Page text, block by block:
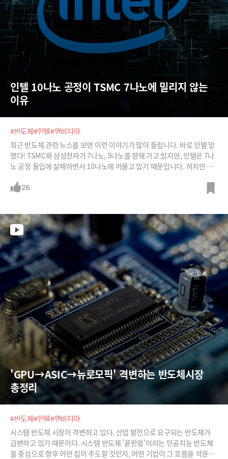
인텔 10나노 공정이 TSMC 7나노에 밀리지 않는
이유
#반도체#인텔#엔비디아
최근 반도체 관련 뉴스를 보면 이런 이야기가 많이 들립니다. 바로 인텔 망
했다! TSMC와 삼성전자가 7나노, 5나노를 향해 가고 있지만, 인텔은 7나
노 공정 돌입에 실패하면서 10나노에 머물고 있기 때문입니다. 하지만 이
도 다시 한번 생각할 필요가 있는데요. 반도체의 성능을 결정하는 것은 이
26
'GPU→ASIC→뉴로모픽' 격변하는 반도체시장
총정리
#반도체#인텔#엔비디아
시스템 반도체 시장이 격변하고 있다. 산업 발전으로 요구되는 반도체가
급변하고 있기 때문이다. 시스템 반도체 '끝판왕'이라는 인공지능 반도체
를 중심으로 향후 어떤 칩이 주도할 것인지, 어떤 기업이 그 흐름을 석권할